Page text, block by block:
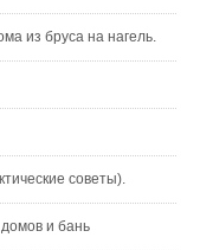
из бруса на нагель.
советы).
и бань